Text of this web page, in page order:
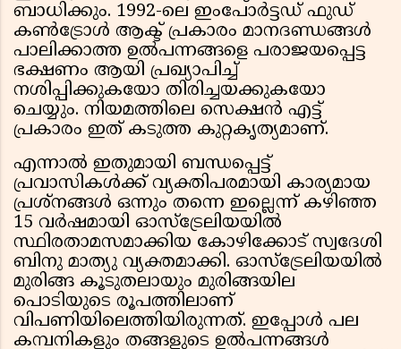
ബാധിക്കും. 1992-ലെ ഇംപോർട്ടഡ് ഫുഡ്
കൺട്രോൾ ആക്ട് പ്രകാരം മാനദണ്ഡങ്ങൾ
പാലിക്കാത്ത ഉൽപന്നങ്ങളെ പരാജയപ്പെട്ട
ഭക്ഷണം ആയി പ്രഖ്യാപിച്ച്
നശിപ്പിക്കുകയോ തിരിച്ചയക്കുകയോ
ചെയ്യും. നിയമത്തിലെ സെക്ഷൻ എട്ട്
പ്രകാരം ഇത് കടുത്ത കുറ്റകൃത്യമാണ്.
എന്നാൽ ഇതുമായി ബന്ധപ്പെട്ട്
പ്രവാസികൾക്ക് വ്യക്തിപരമായി കാര്യമായ
പ്രശ്നങ്ങൾ ഒന്നും തന്നെ ഇല്ലെന്ന് കഴിഞ്ഞ
15 വർഷമായി ഓസ്ട്രേലിയയിൽ
സ്ഥിരതാമസമാക്കിയ കോഴിക്കോട് സ്വദേശി
ബിനു മാത്യു വ്യക്തമാക്കി. ഓസ്ട്രേലിയയിൽ
മുരിങ്ങ കൂടുതലായും മുരിങ്ങയില
പൊടിയുടെ രൂപത്തിലാണ്
വിപണിയിലെത്തിയിരുന്നത്. ഇപ്പോൾ പല
കമ്പനികളും തങ്ങളുടെ ഉൽപന്നങ്ങൾ